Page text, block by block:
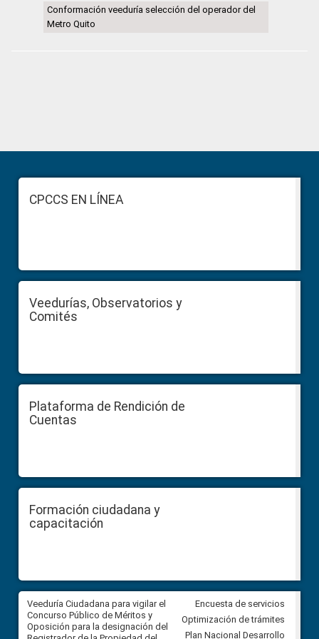
Conformación veeduría selección del operador del
Metro Quito
Sidebar
FooterCPCCS EN LÍNEA
Veedurías, Observatorios y
Comités
Plataforma de Rendición de
Cuentas
Formación ciudadana y
capacitación
Veeduría Ciudadana para vigilar el
Concurso Público de Méritos y
Oposición para la designación del
Veeduría Ciudadana para
construcción del asfaltado de
Encuesta de servicios
Optimización de trámites
Plan Nacional Desarrollo